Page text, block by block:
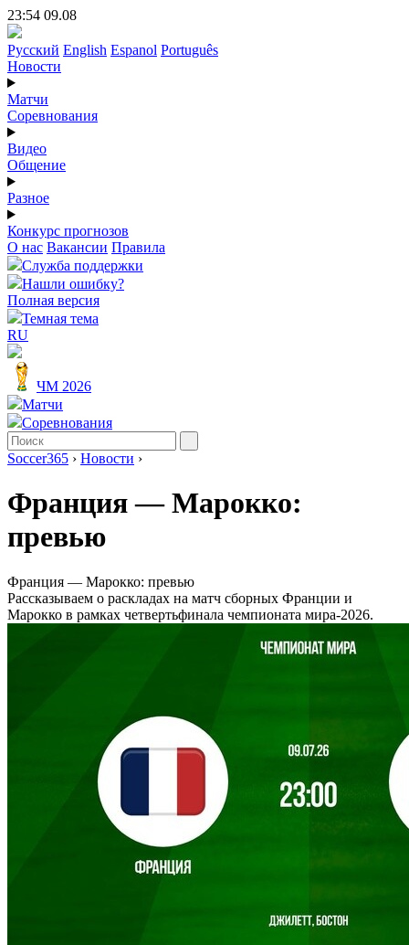
23:54 09.08
Русский English Espanol Português
Новости
Матчи
Соревнования
Видео
Общение
Разное
Конкурс прогнозов
О нас Вакансии Правила
Служба поддержки
Нашли ошибку?
Полная версия
Темная тема
RU
ЧМ 2026
Матчи
Соревнования
Soccer365 › Новости ›
Франция — Марокко:
превью
Франция — Марокко: превью
Рассказываем о раскладах на матч сборных Франции и
Марокко в рамках четвертьфинала чемпионата мира-2026.